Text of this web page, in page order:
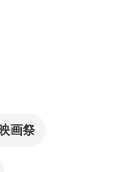
特別招待作品、
企画など、ハリ
画祭